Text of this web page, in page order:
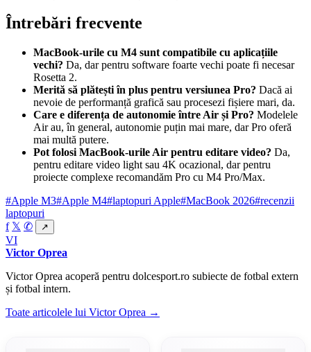
Întrebări frecvente
MacBook-urile cu M4 sunt compatibile cu aplicațiile
vechi? Da, dar pentru software foarte vechi poate fi necesar
Rosetta 2.
Merită să plătești în plus pentru versiunea Pro? Dacă ai
nevoie de performanță grafică sau procesezi fișiere mari, da.
Care e diferența de autonomie între Air și Pro? Modelele
Air au, în general, autonomie puțin mai mare, dar Pro oferă
mai multă putere.
Pot folosi MacBook-urile Air pentru editare video? Da,
pentru editare video light sau 4K ocazional, dar pentru
proiecte complexe recomandăm Pro cu M4 Pro/Max.
#Apple M3#Apple M4#laptopuri Apple#MacBook 2026#recenzii
laptopuri
f 𝕏 ✆ ↗
VI
Victor Oprea
Victor Oprea acoperă pentru dolcesport.ro subiecte de fotbal extern
și fotbal intern.
Toate articolele lui Victor Oprea →